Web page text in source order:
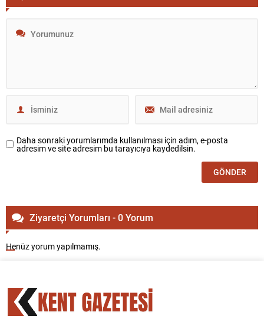
Daha sonraki yorumlarımda kullanılması için adım, e-posta
adresim ve site adresim bu tarayıcıya kaydedilsin.
Ziyaretçi Yorumları - 0 Yorum
Henüz yorum yapılmamış.